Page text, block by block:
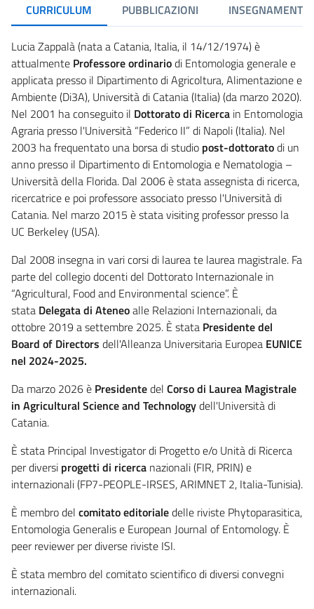
CURRICULUM PUBBLICAZIONI INSEGNAMENTI
Lucia Zappalà (nata a Catania, Italia, il 14/12/1974) è
attualmente Professore ordinariodi Entomologia generale e
applicata presso il Dipartimento di Agricoltura, Alimentazione e
Ambiente (Di3A), Università di Catania (Italia) (da marzo 2020).
Nel 2001 ha conseguito il Dottorato di Ricerca in Entomologia
Agraria presso l'Università “Federico II” di Napoli (Italia). Nel
2003 ha frequentato una borsa di studio post-dottoratodi un
anno presso il Dipartimento di Entomologia e Nematologia –
Università della Florida. Dal 2006 è stata assegnista di ricerca,
ricercatrice e poi professore associato presso l'Università di
Catania. Nel marzo 2015 è stata visiting professor presso la
UC Berkeley (USA).
Dal 2008 insegna in vari corsi di laurea te laurea magistrale. Fa
parte del collegio docenti del Dottorato Internazionale in
“Agricultural, Food and Environmental science”. È
stata Delegata di Ateneoalle Relazioni Internazionali, da
ottobre 2019 a settembre 2025. È stata Presidente del
Board of Directors dell'Alleanza Universitaria Europea EUNICE
nel 2024-2025.
Da marzo 2026 è Presidentedel Corso di Laurea Magistrale
in Agricultural Science and Technologydell'Università di
Catania.
È stata Principal Investigator di Progetto e/o Unità di Ricerca
per diversi progetti di ricerca nazionali (FIR, PRIN) e
internazionali (FP7-PEOPLE-IRSES, ARIMNET 2, Italia-Tunisia).
È membro del comitato editorialedelle riviste Phytoparasitica,
Entomologia Generalis e European Journal of Entomology. È
peer reviewer per diverse riviste ISI.
È stata membro del comitato scientifico di diversi convegni
internazionali.